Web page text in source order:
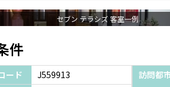
セブン テラシズ 客室一例
件
ード
J559913
訪問都